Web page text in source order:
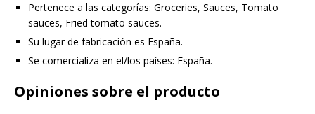
Pertenece a las categorías: Groceries, Sauces, Tomato
sauces, Fried tomato sauces.
Su lugar de fabricación es España.
Se comercializa en el/los países: España.
Opiniones sobre el producto